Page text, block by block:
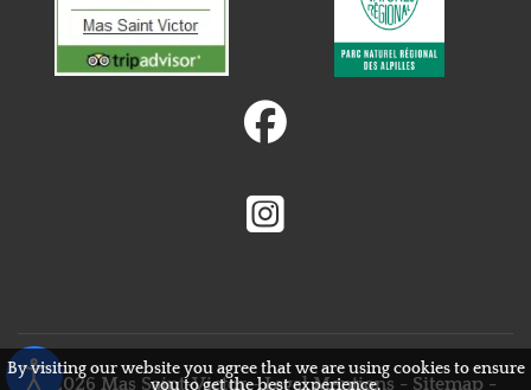
fab
fab
fa-
© 2026 Mas Saint-Victor -Legal Mentions - Sitemap -
By visiting our website you agree that we are using cookies to ensure
you to get the best experience.